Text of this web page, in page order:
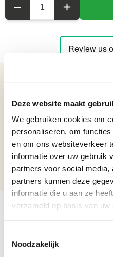
Deze website maakt
We gebruiken cookies om
personaliseren, om
en om ons websiteverkeer
informatie over uw gebruik
partners voor social
partners kunnen deze
informatie die u aan ze
verzameld op basis van
Noodzakelijk
Details over het
Blikken model van een 2cv met
Netto gewicht: 1.3 kg
Hoogte: 15,9 cm
Breedte: 9,5 cm
Lengte: 40,2 cm
Formaat beelden